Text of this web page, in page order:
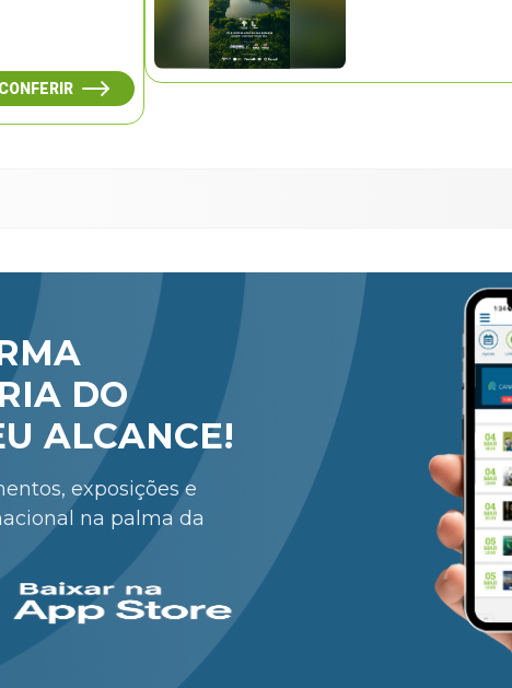
CONFERIR
DO
ALCANCE!
exposições e
na palma da